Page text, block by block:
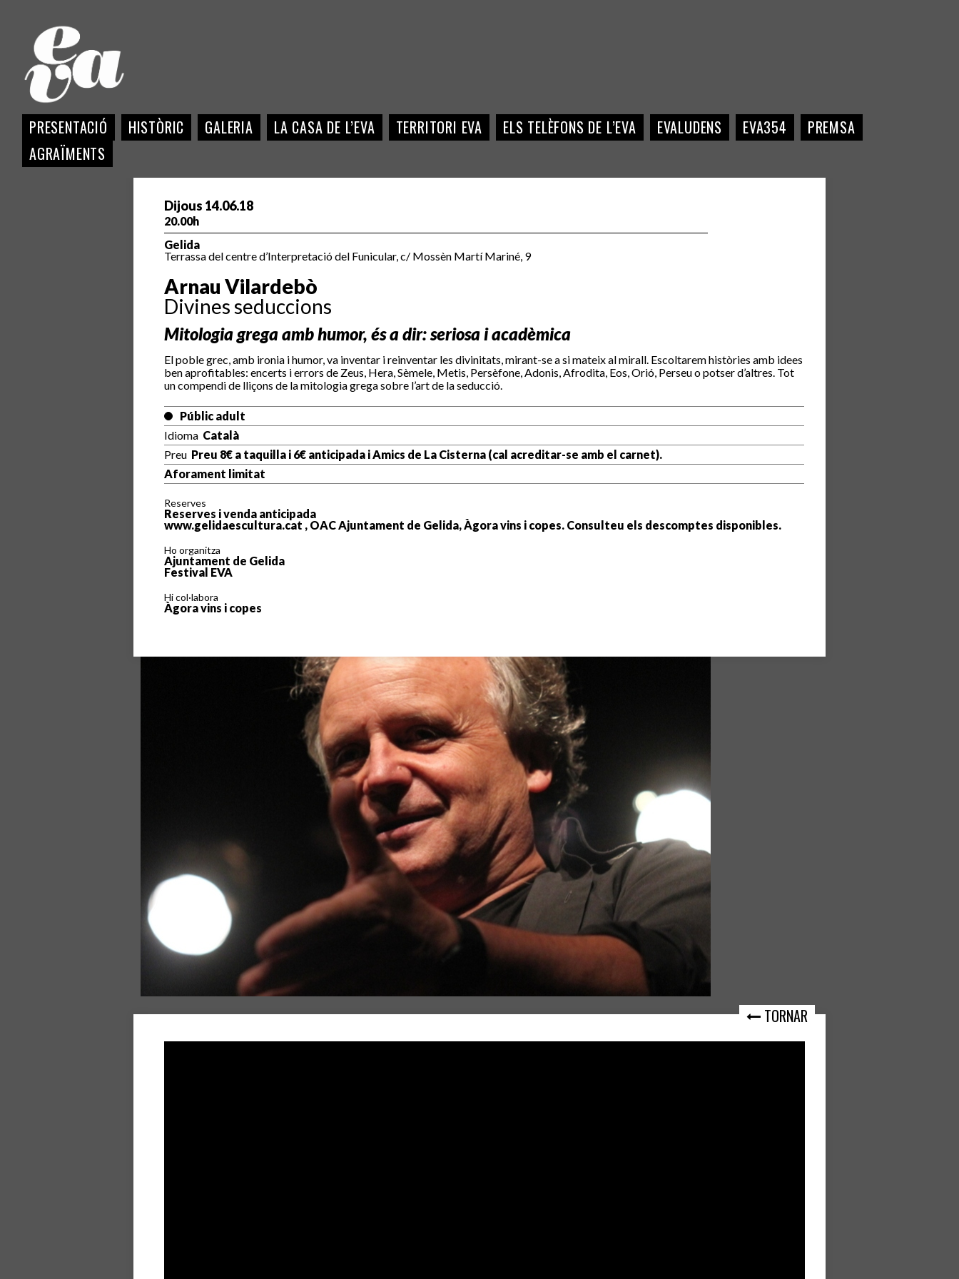
PRESENTACIÓ HISTÒRIC GALERIA LA CASA DE L’EVA TERRITORI EVA ELS TELÈFONS DE L’EVA EVALUDENS EVA354
PREMSA
AGRAÏMENTS
Dijous 14.06.18
20.00h
Gelida
Terrassa del centre d’Interpretació del Funicular, c/ Mossèn Martí Mariné, 9
Arnau Vilardebò
Divines seduccions
Mitologia grega amb humor, és a dir: seriosa i acadèmica
El poble grec, amb ironia i humor, va inventar i reinventar les divinitats, mirant-se a si mateix al mirall. Escoltarem històries amb idees
ben aprofitables: encerts i errors de Zeus, Hera, Sèmele, Metis, Persèfone, Adonis, Afrodita, Eos, Orió, Perseu o potser d’altres. Tot
un compendi de lliçons de la mitologia grega sobre l’art de la seducció.
Públic adult
Idioma Català
Preu Preu 8€ a taquilla i 6€ anticipada i Amics de La Cisterna (cal acreditar-se amb el carnet).
Aforament limitat
Reserves
Reserves i venda anticipada
www.gelidaescultura.cat , OAC Ajuntament de Gelida, Àgora vins i copes. Consulteu els descomptes disponibles.
Ho organitza
Ajuntament de Gelida
Festival EVA
Hi col·labora
Àgora vins i copes
TORNAR